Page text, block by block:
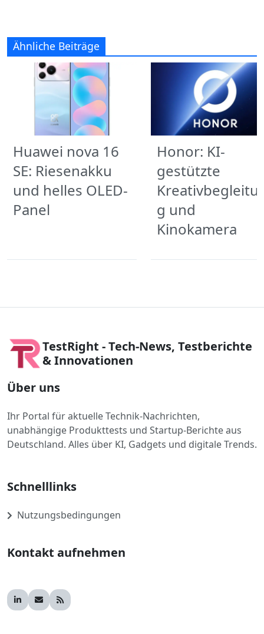
Ähnliche Beiträge
Huawei nova 16
SE: Riesenakku
und helles OLED-
Panel
Honor: KI-
gestützte
g und
Kinokamera
TestRight - Tech-News, Testberichte
& Innovationen
Über uns
Ihr Portal für aktuelle Technik-Nachrichten,
unabhängige Produkttests und Startup-Berichte aus
Deutschland. Alles über KI, Gadgets und digitale Trends.
Schnelllinks
Nutzungsbedingungen
Kontakt aufnehmen